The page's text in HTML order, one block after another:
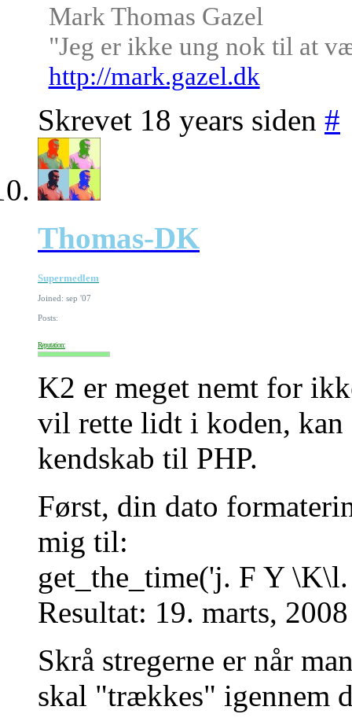
Mark Thomas Gazel
"Jeg er ikke ung nok til at
http://mark.gazel.dk
Skrevet 18 years siden #
Thomas-DK
Supermedlem
Joined: sep '07
Posts:
Reputation:
K2 er meget nemt for
vil rette lidt i koden,
kendskab til PHP.
Først, din dato
mig til:
get_the_time('j. F Y
Resultat: 19. marts,
Skrå stregerne er når
skal "trækkes" igennem